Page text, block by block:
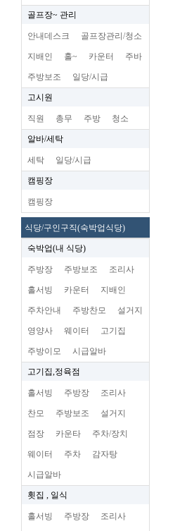
골프장~ 관리
안내데스크 골프장관리/청소
지배인 홀~ 카운터 주바
주방보조 일당/시급
고시원
직원 총무 주방 청소
알바/세탁
세탁 일당/시급
캠핑장
캠핑장
식당/구인구직(숙박업식당)
숙박업(내 식당)
주방장 주방보조 조리사
홀서빙 카운터 지배인
주차안내 주방찬모 설거지
영양사 웨이터 고기집
주방이모 시급알바
고기집,정육점
홀서빙 주방장 조리사
찬모 주방보조 설거지
점장 카운타 주차/장치
웨이터 주차 감자탕
시급알바
횟집 , 일식
홀서빙 주방장 조리사